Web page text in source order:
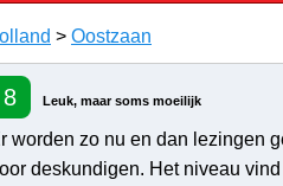
> Oostzaan
8 Leuk, maar soms moeilijk
worden zo nu en dan lezingen
deskundigen. Het niveau